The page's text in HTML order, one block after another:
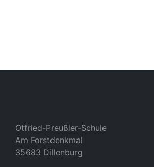
Otfried-Preußler-Schule
Am Forstdenkmal
35683 Dillenburg